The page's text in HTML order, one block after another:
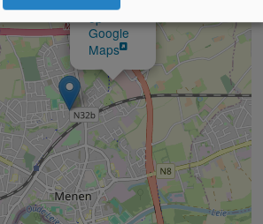
Google
Maps